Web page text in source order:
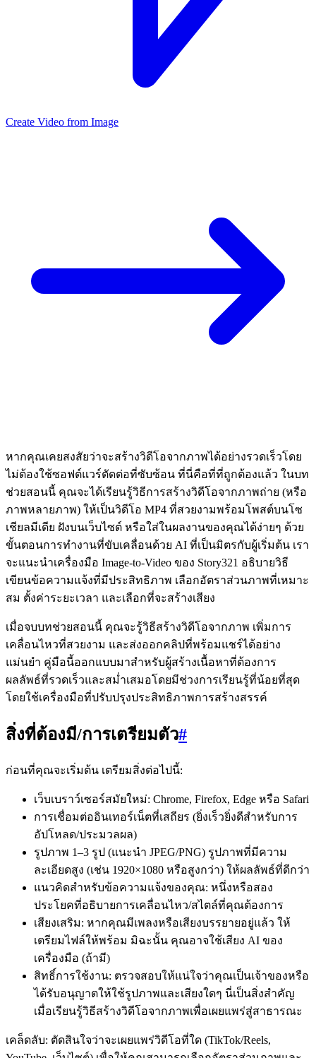
Create Video from Image
หากคุณเคยสงสัยว่าจะสร้างวิดีโอจากภาพได้อย่างรวดเร็วโดย
ไม่ต้องใช้ซอฟต์แวร์ตัดต่อที่ซับซ้อน ที่นี่คือที่ที่ถูกต้องแล้ว ในบท
ช่วยสอนนี้ คุณจะได้เรียนรู้วิธีการสร้างวิดีโอจากภาพถ่าย (หรือ
ภาพหลายภาพ) ให้เป็นวิดีโอ MP4 ที่สวยงามพร้อมโพสต์บนโซ
เชียลมีเดีย ฝังบนเว็บไซต์ หรือใส่ในผลงานของคุณได้ง่ายๆ ด้วย
ขั้นตอนการทำงานที่ขับเคลื่อนด้วย AI ที่เป็นมิตรกับผู้เริ่มต้น เรา
จะแนะนำเครื่องมือ Image-to-Video ของ Story321 อธิบายวิธี
เขียนข้อความแจ้งที่มีประสิทธิภาพ เลือกอัตราส่วนภาพที่เหมาะ
สม ตั้งค่าระยะเวลา และเลือกที่จะสร้างเสียง
เมื่อจบบทช่วยสอนนี้ คุณจะรู้วิธีสร้างวิดีโอจากภาพ เพิ่มการ
เคลื่อนไหวที่สวยงาม และส่งออกคลิปที่พร้อมแชร์ได้อย่าง
แม่นยำ คู่มือนี้ออกแบบมาสำหรับผู้สร้างเนื้อหาที่ต้องการ
ผลลัพธ์ที่รวดเร็วและสม่ำเสมอโดยมีช่วงการเรียนรู้ที่น้อยที่สุด
โดยใช้เครื่องมือที่ปรับปรุงประสิทธิภาพการสร้างสรรค์
สิ่งที่ต้องมี/การเตรียมตัว#
ก่อนที่คุณจะเริ่มต้น เตรียมสิ่งต่อไปนี้:
เว็บเบราว์เซอร์สมัยใหม่: Chrome, Firefox, Edge หรือ Safari
การเชื่อมต่ออินเทอร์เน็ตที่เสถียร (ยิ่งเร็วยิ่งดีสำหรับการ
อัปโหลด/ประมวลผล)
รูปภาพ 1–3 รูป (แนะนำ JPEG/PNG) รูปภาพที่มีความ
ละเอียดสูง (เช่น 1920×1080 หรือสูงกว่า) ให้ผลลัพธ์ที่ดีกว่า
แนวคิดสำหรับข้อความแจ้งของคุณ: หนึ่งหรือสอง
ประโยคที่อธิบายการเคลื่อนไหว/สไตล์ที่คุณต้องการ
เสียงเสริม: หากคุณมีเพลงหรือเสียงบรรยายอยู่แล้ว ให้
เตรียมไฟล์ให้พร้อม มิฉะนั้น คุณอาจใช้เสียง AI ของ
เครื่องมือ (ถ้ามี)
สิทธิ์การใช้งาน: ตรวจสอบให้แน่ใจว่าคุณเป็นเจ้าของหรือ
ได้รับอนุญาตให้ใช้รูปภาพและเสียงใดๆ นี่เป็นสิ่งสำคัญ
เมื่อเรียนรู้วิธีสร้างวิดีโอจากภาพเพื่อเผยแพร่สู่สาธารณะ
เคล็ดลับ: ตัดสินใจว่าจะเผยแพร่วิดีโอที่ใด (TikTok/Reels,